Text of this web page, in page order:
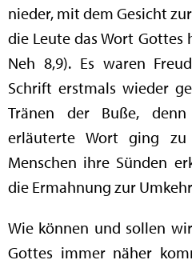
nieder, mit dem Gesicht
die Leute das Wort
Neh 8,9). Es waren
Schrift erstmals wieder
Tränen der Buße,
erläuterte Wort ging
Menschen ihre Sünden
die Ermahnung zur
Wie können und sollen
Gottes immer näher